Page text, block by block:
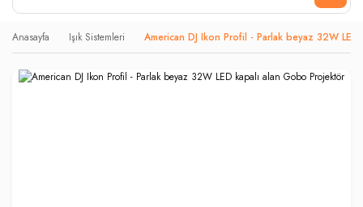
Anasayfa Işık Sistemleri American DJ Ikon Profil - Parlak beyaz 32W